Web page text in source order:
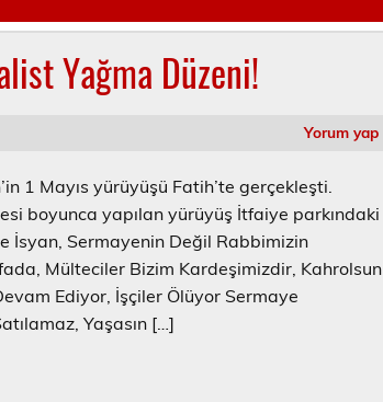
Yağma Düzeni!
Yorum yap
1 Mayıs yürüyüşü Fatih’te gerçekleşti.
boyunca yapılan yürüyüş İtfaiye parkındaki
İsyan, Sermayenin Değil Rabbimizin
Mülteciler Bizim Kardeşimizdir, Kahrolsun
Ediyor, İşçiler Ölüyor Sermaye
Yaşasın […]